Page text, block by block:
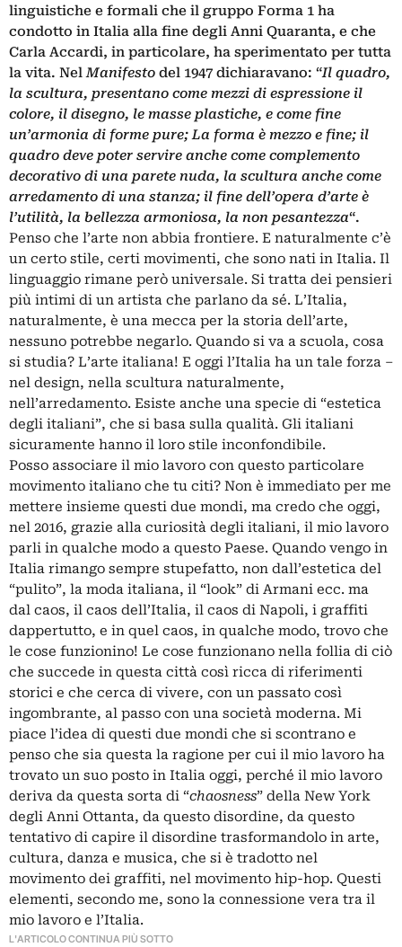
linguistiche e formali che il gruppo Forma 1 ha
condotto in Italia alla fine degli Anni Quaranta, e che
Carla Accardi, in particolare, ha sperimentato per tutta
la vita. NelManifesto del 1947 dichiaravano: “Il quadro,
la scultura, presentano come mezzi di espressione il
colore, il disegno, le masse plastiche, e come fine
un’armonia di forme pure; La forma è mezzo e fine; il
quadro deve poter servire anche come complemento
decorativo di una parete nuda, la scultura anche come
arredamento di una stanza; il fine dell’opera d’arte è
l’utilità, la bellezza armoniosa, la non pesantezza“.
Penso che l’arte non abbia frontiere. E naturalmente c’è
un certo stile, certi movimenti, che sono nati in Italia. Il
linguaggio rimane però universale. Si tratta dei pensieri
più intimi di un artista che parlano da sé. L’Italia,
naturalmente, è una mecca per la storia dell’arte,
nessuno potrebbe negarlo. Quando si va a scuola, cosa
si studia? L’arte italiana! E oggi l’Italia ha un tale forza –
nel design, nella scultura naturalmente,
nell’arredamento. Esiste anche una specie di “estetica
degli italiani”, che si basa sulla qualità. Gli italiani
sicuramente hanno il loro stile inconfondibile.
Posso associare il mio lavoro con questo particolare
movimento italiano che tu citi? Non è immediato per me
mettere insieme questi due mondi, ma credo che oggi,
nel 2016, grazie alla curiosità degli italiani, il mio lavoro
parli in qualche modo a questo Paese. Quando vengo in
Italia rimango sempre stupefatto, non dall’estetica del
“pulito”, la moda italiana, il “look” di Armani ecc. ma
dal caos, il caos dell’Italia, il caos di Napoli, i graffiti
dappertutto, e in quel caos, in qualche modo, trovo che
le cose funzionino! Le cose funzionano nella follia di ciò
che succede in questa città così ricca di riferimenti
storici e che cerca di vivere, con un passato così
ingombrante, al passo con una società moderna. Mi
piace l’idea di questi due mondi che si scontrano e
penso che sia questa la ragione per cui il mio lavoro ha
trovato un suo posto in Italia oggi, perché il mio lavoro
deriva da questa sorta di “chaosness” della New York
degli Anni Ottanta, da questo disordine, da questo
tentativo di capire il disordine trasformandolo in arte,
cultura, danza e musica, che si è tradotto nel
movimento dei graffiti, nel movimento hip-hop. Questi
elementi, secondo me, sono la connessione vera tra il
mio lavoro e l’Italia.
L'ARTICOLO CONTINUA PIÙ SOTTO